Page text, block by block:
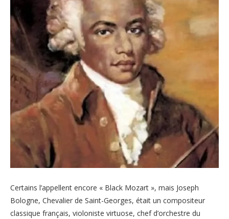
Certains l’appellent encore « Black Mozart », mais Joseph
Bologne, Chevalier de Saint-Georges, était un compositeur
classique français, violoniste virtuose, chef d’orchestre du